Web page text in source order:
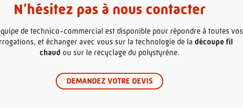
N’hésitez pas à nous contacter
de technico-commercial est disponible pour répondre à toutes vos
et échanger avec vous sur la technologie de la découpe fil
chaud ou sur le recyclage du polystyrène.
DEMANDEZ VOTRE DEVIS